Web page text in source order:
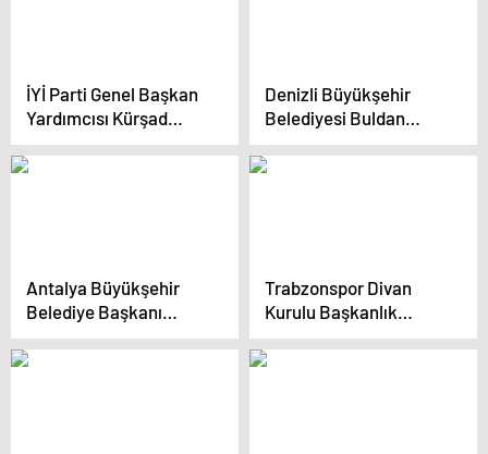
İYİ Parti Genel Başkan
Yardımcısı Kürşad
Zorlu, Uşak’ta seçim
çalışmalarına destek
Denizli Büyükşehir
Belediyesi Buldan
İtfaiye Hizmet Binası
Törenle Hizmete Girdi
Antalya Büyükşehir
Belediye Başkanı
Muhittin Böcek,
Kumluca Belediye
Trabzonspor Divan
Kurulu Başkanlık
Seçimi Başladı